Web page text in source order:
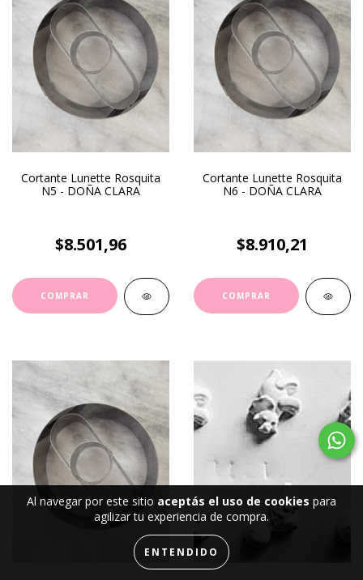
Al navegar por este sitio aceptás el uso de cookies para
agilizar tu experiencia de compra.
ENTENDIDO
Cortante Lunette Rosquita
N5 - DOÑA CLARA
$8.501,96
Cortante Lunette Rosquita
N6 - DOÑA CLARA
$8.910,21